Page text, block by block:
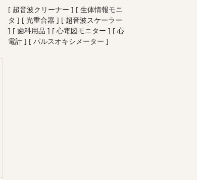
[ 超音波クリーナー ] [ 生体情報モニ
タ ] [ 光重合器 ] [ 超音波スケーラー
] [ 歯科用品 ] [ 心電図モニター ] [ 心
電計 ] [ パルスオキシメーター ]